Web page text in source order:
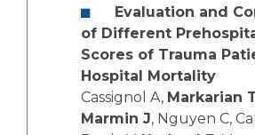
Evaluation and
of Different
Scores of Trauma
Hospital Mortality
Cassignol A, Markarian
Marmin J, Nguyen C,